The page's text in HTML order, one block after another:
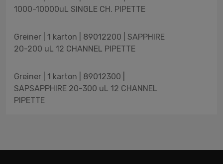
1000-10000uL SINGLE CH. PIPETTE
Greiner | 1 karton | 89012200 | SAPPHIRE
20-200 uL 12 CHANNEL PIPETTE
Greiner | 1 karton | 89012300 |
SAPSAPPHIRE 20-300 uL 12 CHANNEL
PIPETTE